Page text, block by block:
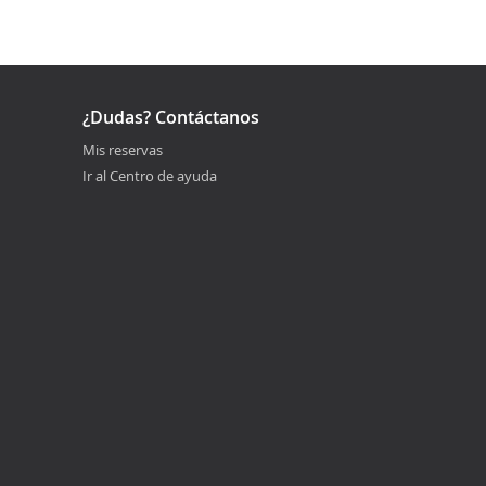
¿Dudas? Contáctanos
Mis reservas
Ir al Centro de ayuda